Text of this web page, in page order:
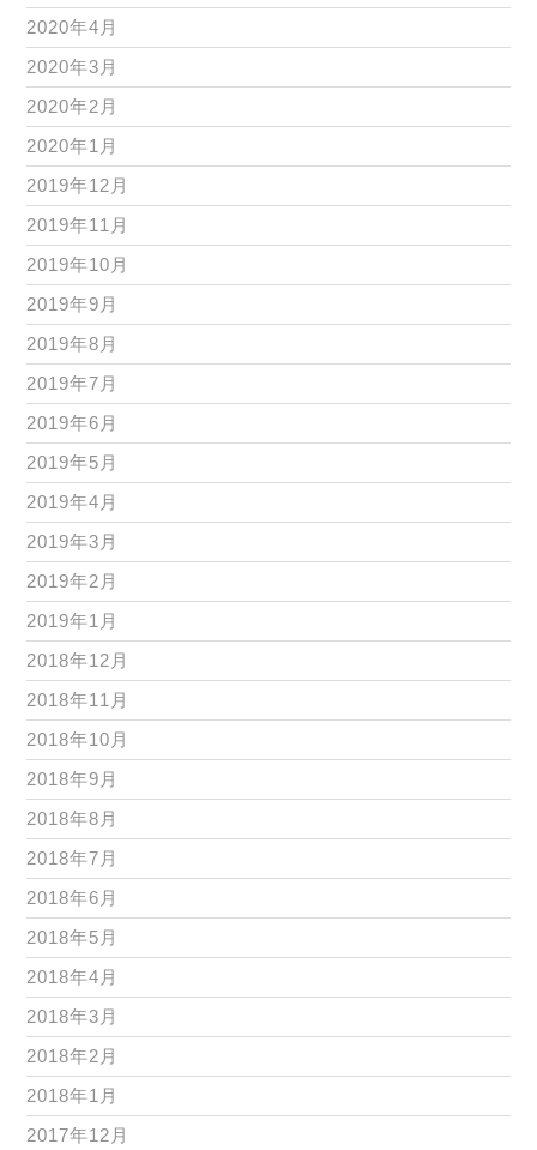
2020年4月
2020年3月
2020年2月
2020年1月
2019年12月
2019年11月
2019年10月
2019年9月
2019年8月
2019年7月
2019年6月
2019年5月
2019年4月
2019年3月
2019年2月
2019年1月
2018年12月
2018年11月
2018年10月
2018年9月
2018年8月
2018年7月
2018年6月
2018年5月
2018年4月
2018年3月
2018年2月
2018年1月
2017年12月